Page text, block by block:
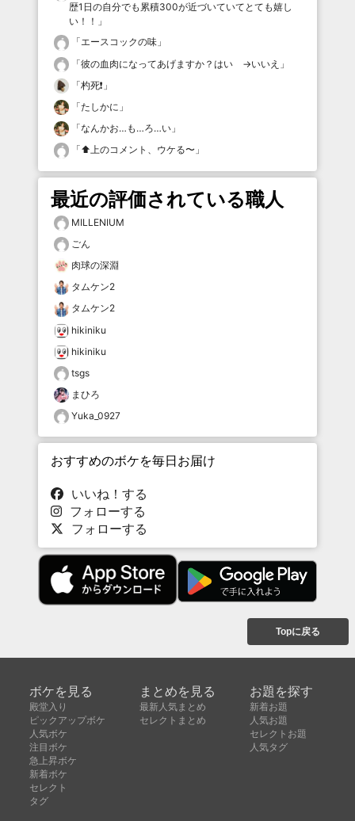
歴1日の自分でも累積300が近づいていてとても嬉し
い！！ 」
「エースコックの味 」
「彼の血肉になってあげますか？はい →いいえ 」
「杓死❗️ 」
「たしかに 」
「なんかお…も…ろ…い 」
「⬆️上のコメント、ウケる〜 」
最近の評価されている職人
MILLENIUM
ごん
肉球の深淵
タムケン2
タムケン2
hikiniku
hikiniku
tsgs
まひろ
Yuka_0927
おすすめのボケを毎日お届け
いいね！する
フォローする
フォローする
Topに戻る
ボケを見る
殿堂入り
ピックアップボケ
人気ボケ
注目ボケ
急上昇ボケ
新着ボケ
セレクト
タグ
まとめを見る
最新人気まとめ
セレクトまとめ
お題を探す
新着お題
人気お題
セレクトお題
人気タグ